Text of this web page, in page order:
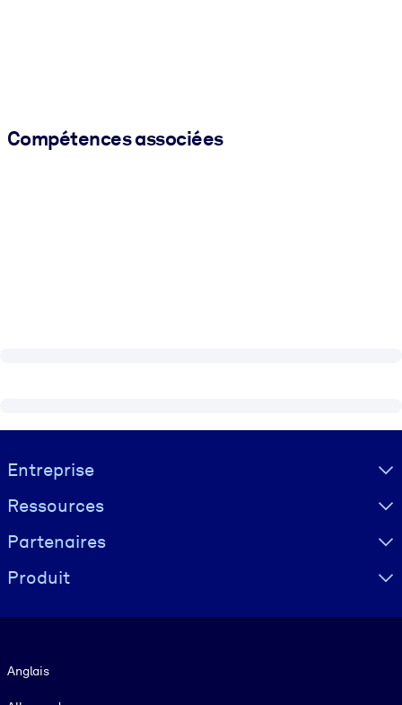
Compétences associées
Visually hidden Text
Entreprise
Ressources
Partenaires
Produit
Anglais